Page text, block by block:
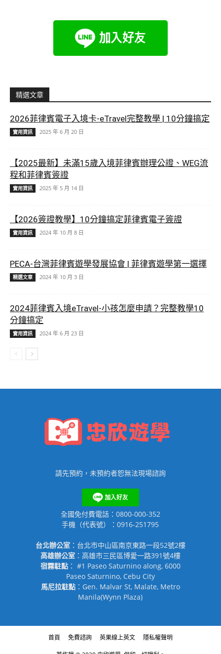
精選文章
2026菲律賓電子入境卡-eTravel完整教學 | 10分鐘搞定
實用資訊 2025 年 6 月 20 日
【2025最新】未滿15歲入境菲律賓辦理公證、WEG流
程和菲律賓簽證
實用資訊 2025 年 5 月 14 日
【2026簽證教學】10分鐘搞定菲律賓電子簽證
實用資訊 2024 年 10 月 8 日
PECA-台灣菲律賓遊學發展協會 | 菲律賓遊學第一選擇
精選文章 2024 年 10 月 3 日
2024菲律賓入境eTravel-小孩怎麼申請？完整教學10
分鐘搞定
實用資訊 2024 年 6 月 23 日
請先預約，未預約者恕無法現場諮詢
全國免付費電話：0800-000-352
手機（代表號）：0916-251795
台北辦公室：台北市中山區南京東路一段52號2樓
高雄辦公室：高雄市三民區博愛一路391號4樓
宿霧駐點： #1 Paseo Saturnino along, 6000
Paseo Saturnino, Cebu City
馬尼拉駐點：Gen. Malvar St, Malate, Metro
Manila(Wynn Plaza)
首頁 免費諮詢 英果線上英文 隱私權聲明